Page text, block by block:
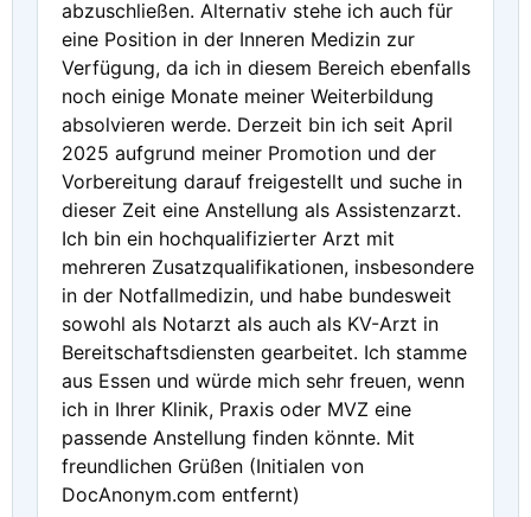
abzuschließen. Alternativ stehe ich auch für
eine Position in der Inneren Medizin zur
Verfügung, da ich in diesem Bereich ebenfalls
noch einige Monate meiner Weiterbildung
absolvieren werde. Derzeit bin ich seit April
2025 aufgrund meiner Promotion und der
Vorbereitung darauf freigestellt und suche in
dieser Zeit eine Anstellung als Assistenzarzt.
Ich bin ein hochqualifizierter Arzt mit
mehreren Zusatzqualifikationen, insbesondere
in der Notfallmedizin, und habe bundesweit
sowohl als Notarzt als auch als KV-Arzt in
Bereitschaftsdiensten gearbeitet. Ich stamme
aus Essen und würde mich sehr freuen, wenn
ich in Ihrer Klinik, Praxis oder MVZ eine
passende Anstellung finden könnte. Mit
freundlichen Grüßen (Initialen von
DocAnonym.com entfernt)